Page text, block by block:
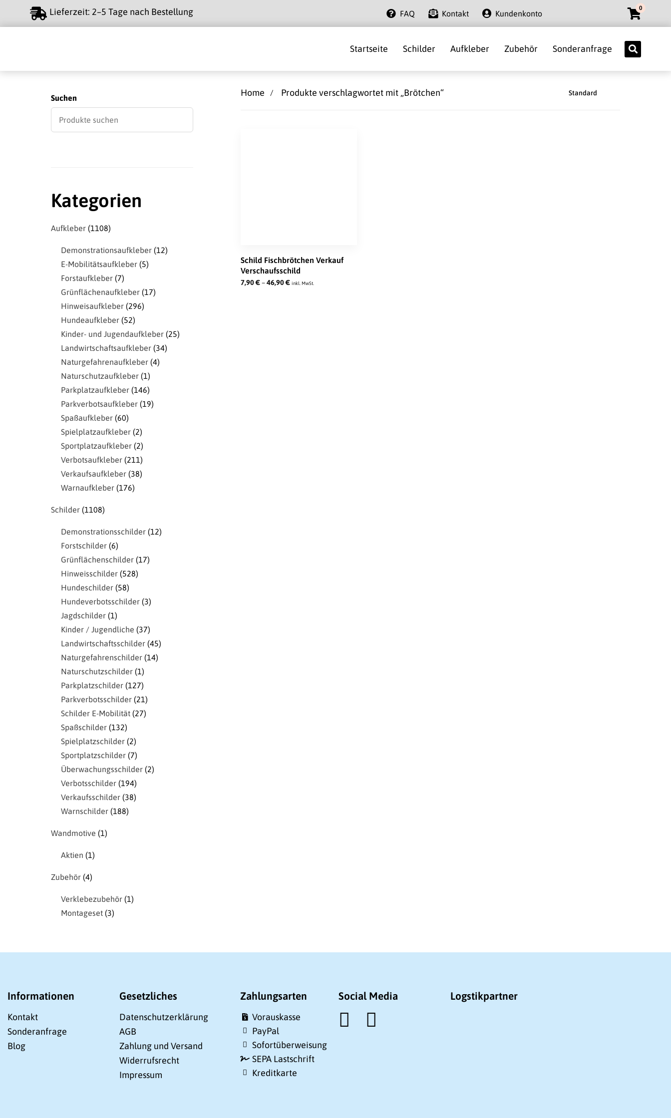
FAQ Kontakt Kundenkonto
0
Startseite Schilder Aufkleber Zubehör Sonderanfrage
Home Produkte verschlagwortet mit „Brötchen“
Schild Fischbrötchen Verkauf
Verschaufsschild
7,90€–46,90€ inkl. MwSt.
Suchen
Kategorien
Aufkleber 1108
Demonstrationsaufkleber 12
E-Mobilitätsaufkleber 5
Forstaufkleber 7
Grünflächenaufkleber 17
Hinweisaufkleber 296
Hundeaufkleber 52
Kinder- und Jugendaufkleber 25
Landwirtschaftsaufkleber 34
Naturgefahrenaufkleber 4
Naturschutzaufkleber 1
Parkplatzaufkleber 146
Parkverbotsaufkleber 19
Spaßaufkleber 60
Spielplatzaufkleber 2
Sportplatzaufkleber 2
Verbotsaufkleber 211
Verkaufsaufkleber 38
Warnaufkleber 176
Schilder 1108
Demonstrationsschilder 12
Forstschilder 6
Grünflächenschilder 17
Hinweisschilder 528
Hundeschilder 58
Hundeverbotsschilder 3
Jagdschilder 1
Kinder / Jugendliche
37
Landwirtschaftsschilder 45
Naturgefahrenschilder 14
Naturschutzschilder 1
Parkplatzschilder 127
Parkverbotsschilder 21
Schilder E-Mobilität 27
Spaßschilder 132
Spielplatzschilder 2
Sportplatzschilder 7
Überwachungsschilder 2
Verbotsschilder 194
Verkaufsschilder 38
Warnschilder 188
Wandmotive 1
Aktien 1
Zubehör 4
Verklebezubehör 1
Montageset 3
Informationen
Kontakt
Sonderanfrage
Blog
Gesetzliches
Datenschutzerklärung
AGB
Zahlung und Versand
Widerrufsrecht
Impressum
Zahlungsarten
Vorauskasse
PayPal
Sofortüberweisung
SEPA Lastschrift
Kreditkarte
Social Media Logstikpartner